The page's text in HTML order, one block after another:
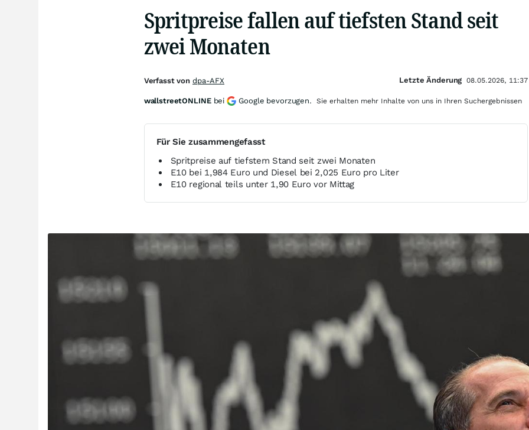
Spritpreise fallen auf tiefsten Stand seit
zwei Monaten
Für Sie zusammengefasst
Spritpreise auf tiefstem Stand seit zwei Monaten
E10 bei 1,984 Euro und Diesel bei 2,025 Euro pro Liter
E10 regional teils unter 1,90 Euro vor Mittag
Verfasst von dpa-AFX Letzte Änderung 08.05.2026, 11:37
wallstreetONLINE bei Google bevorzugen. Sie erhalten mehr Inhalte von uns in Ihren Suchergebnissen